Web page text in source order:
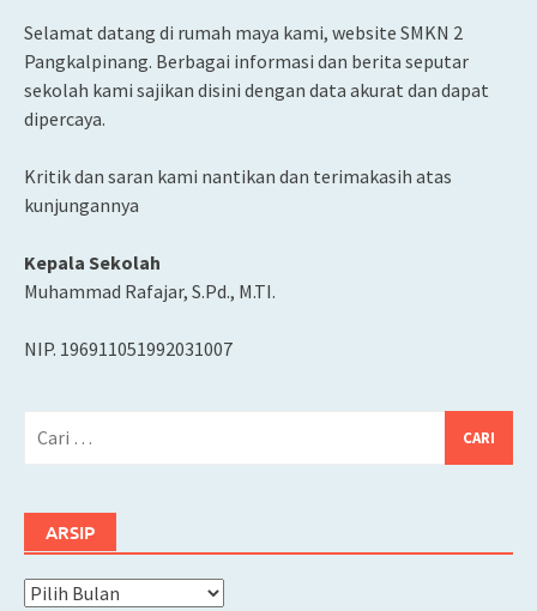
Selamat datang di rumah maya kami, website SMKN 2
Pangkalpinang. Berbagai informasi dan berita seputar
sekolah kami sajikan disini dengan data akurat dan dapat
dipercaya.
Kritik dan saran kami nantikan dan terimakasih atas
kunjungannya
Kepala Sekolah
Muhammad Rafajar, S.Pd., M.TI.
NIP. 196911051992031007
ARSIP
Arsip